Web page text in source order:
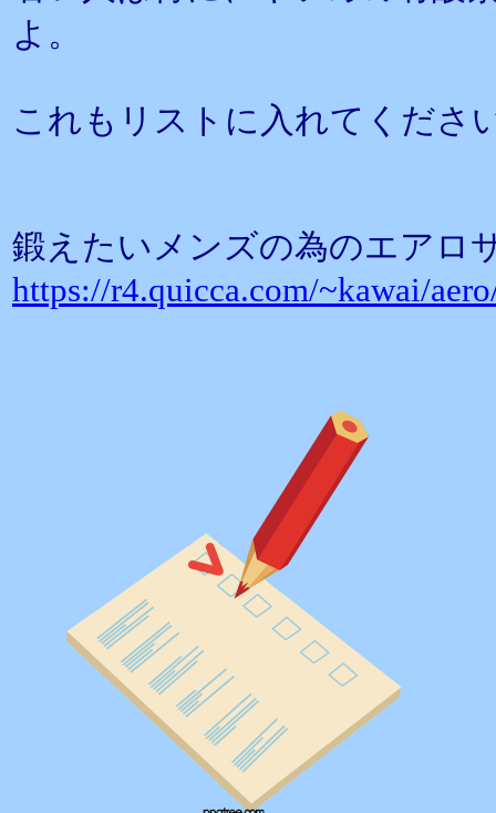
よ。
これもリストに入れてくださ
鍛えたいメンズの為のエアロ
https://r4.quicca.com/~kawai/